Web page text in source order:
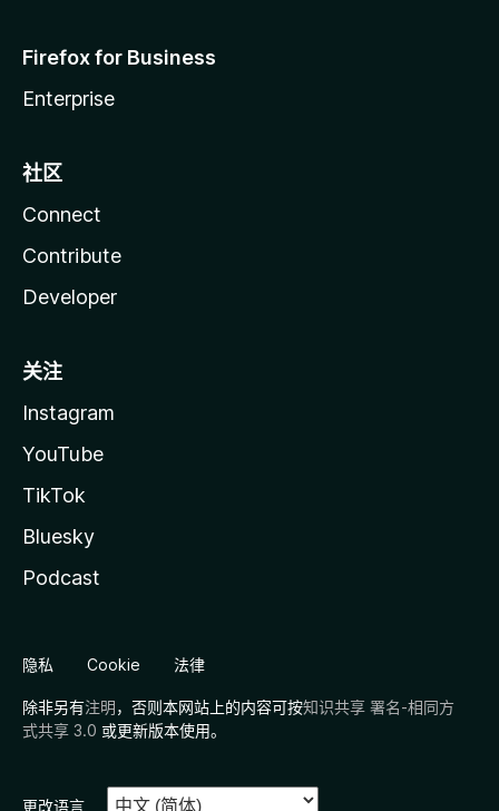
Firefox for Business
Enterprise
社区
Connect
Contribute
Developer
关注
Instagram
YouTube
TikTok
Bluesky
Podcast
隐私 Cookie 法律
除非另有注明，否则本网站上的内容可按知识共享 署名-相同方
式共享 3.0 或更新版本使用。
更改语言